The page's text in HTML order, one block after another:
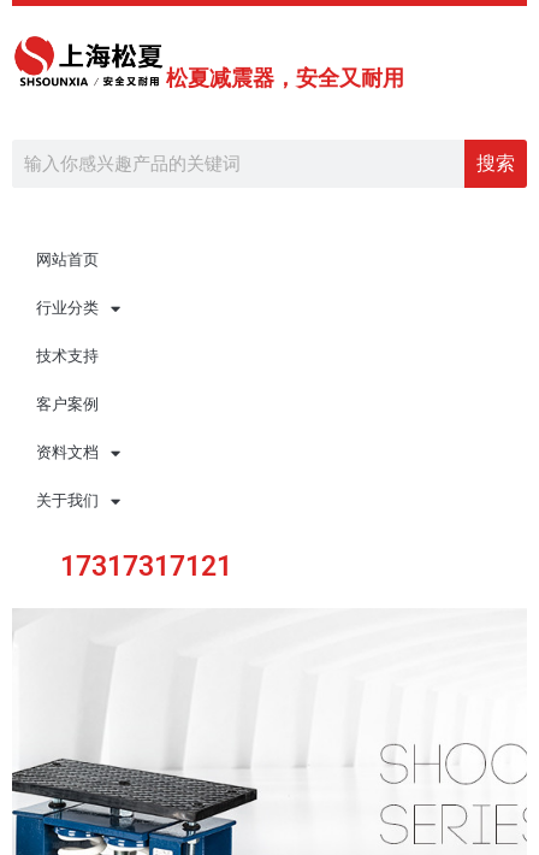
跳
内
松夏减震器，安全又耐用
搜索
网站首页
行业分类
技术支持
客户案例
资料文档
关于我们
17317317121